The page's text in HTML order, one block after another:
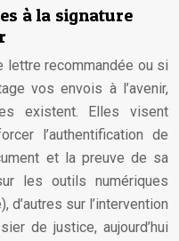
à la signature
lettre recommandée ou si
vos envois à l’avenir,
existent. Elles visent
l’authentification de
et la preuve de sa
les outils numériques
d’autres sur l’intervention
de justice, aujourd’hui